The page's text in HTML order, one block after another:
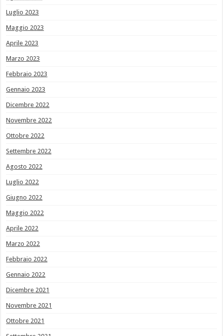
Luglio 2023
Maggio 2023
Aprile 2023
Marzo 2023
Febbraio 2023
Gennaio 2023
Dicembre 2022
Novembre 2022
Ottobre 2022
Settembre 2022
Agosto 2022
Luglio 2022
Giugno 2022
Maggio 2022
Aprile 2022
Marzo 2022
Febbraio 2022
Gennaio 2022
Dicembre 2021
Novembre 2021
Ottobre 2021